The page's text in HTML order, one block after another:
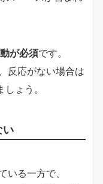
が必須です。
反応がない場合は
ょう。
い
いる一方で、